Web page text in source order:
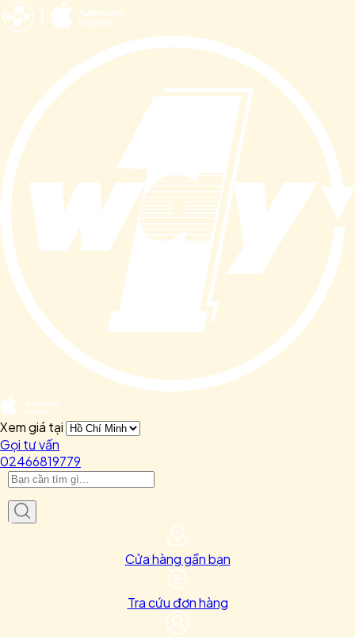
Xem giá tại
Gọi tư vấn
02466819779
Cửa hàng gần bạn
Tra cứu đơn hàng